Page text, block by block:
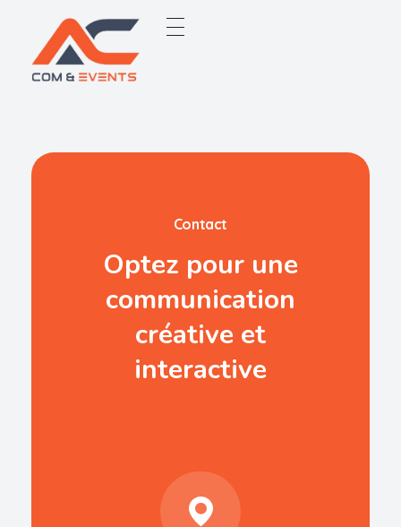
Contact
Optez pour une
communication
créative et
interactive